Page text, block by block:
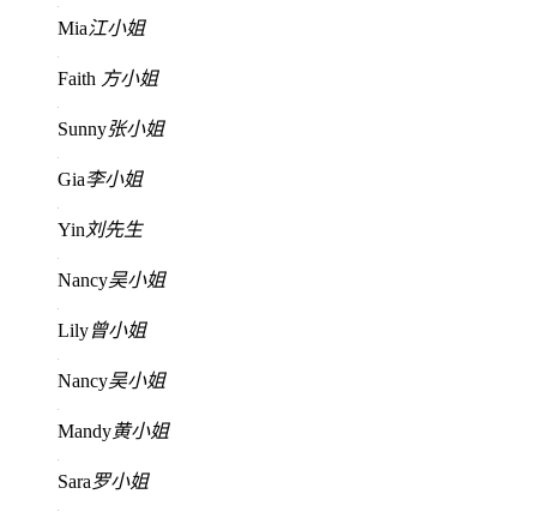
Mia江小姐
Faith 方小姐
Sunny张小姐
Gia李小姐
Yin 刘先生
Nancy吴小姐
Lily曾小姐
Nancy吴小姐
Mandy黄小姐
Sara罗小姐